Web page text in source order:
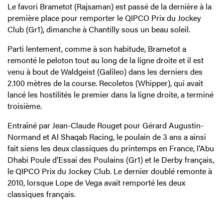
Le favori Brametot (Rajsaman) est passé de la dernière à la
première place pour remporter le QIPCO Prix du Jockey
Club (Gr1), dimanche à Chantilly sous un beau soleil.
Parti lentement, comme à son habitude, Brametot a
remonté le peloton tout au long de la ligne droite et il est
venu à bout de Waldgeist (Galileo) dans les derniers des
2.100 mètres de la course. Recoletos (Whipper), qui avait
lancé les hostilités le premier dans la ligne droite, a terminé
troisième.
Entraîné par Jean-Claude Rouget pour Gérard Augustin-
Normand et Al Shaqab Racing, le poulain de 3 ans a ainsi
fait siens les deux classiques du printemps en France, l’Abu
Dhabi Poule d’Essai des Poulains (Gr1) et le Derby français,
le QIPCO Prix du Jockey Club. Le dernier doublé remonte à
2010, lorsque Lope de Vega avait remporté les deux
classiques français.